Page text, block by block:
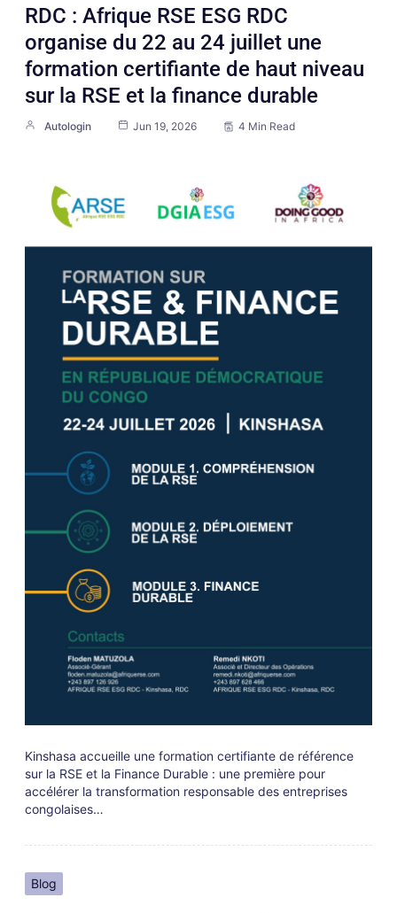
RDC : Afrique RSE ESG RDC
organise du 22 au 24 juillet une
formation certifiante de haut niveau
sur la RSE et la finance durable
Autologin Jun 19, 2026 4 Min Read
Kinshasa accueille une formation certifiante de référence
sur la RSE et la Finance Durable : une première pour
accélérer la transformation responsable des entreprises
congolaises…
Blog